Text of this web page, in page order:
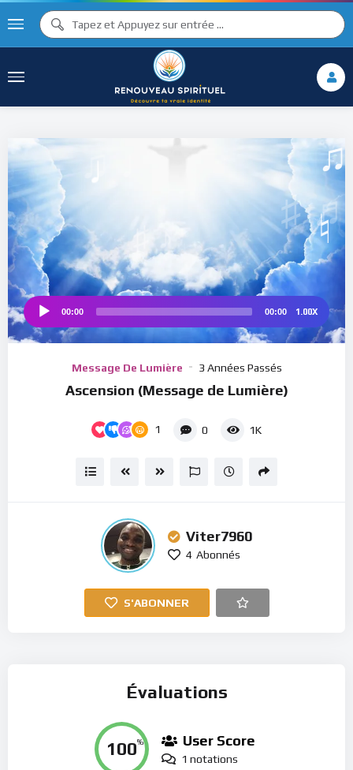
♫ ♩
♩
♪
♯ ♬
♫
♮
Audio
00:00 00:00 1.00X
Message De Lumière 3 Années Passés
Ascension (Message de Lumière)
1 0 1K
Viter7960
4 Abonnés
S'ABONNER
Évaluations
100% User Score
1 notations